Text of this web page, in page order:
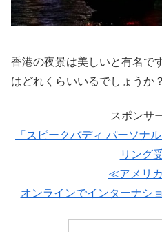
香港の夜景は美しいと有名で
はどれくらいいるでしょうか？
スポンサ
「スピークバディ パーソナ
リング
≪アメリ
オンラインでインターナシ